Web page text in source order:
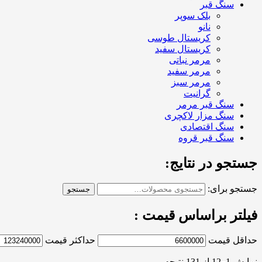
سنگ قبر
بلک سوپر
نانو
کریستال طوسی
کریستال سفید
مرمر نباتی
مرمر سفید
مرمر سبز
گرانیت
سنگ قبر مرمر
سنگ مزار لاکچری
سنگ اقتصادی
سنگ قبر قروه
جستجو در نتایج:
جستجو برای: جستجو
فیلتر براساس قیمت :
حداقل قیمت حداکثر قیمت